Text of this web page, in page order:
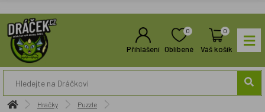
Přihlášení
0
Oblíbené
0
Váš košík
Hračky
Puzzle